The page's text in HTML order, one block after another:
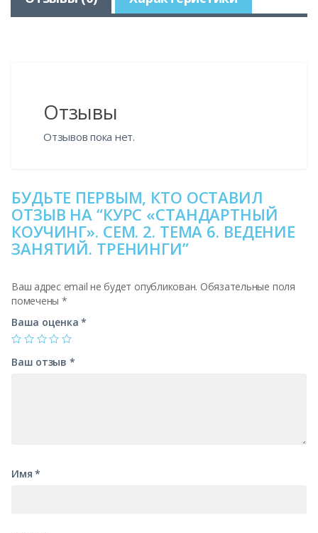
Отзывы
Отзывов пока нет.
БУДЬТЕ ПЕРВЫМ, КТО ОСТАВИЛ
ОТЗЫВ НА “КУРС «СТАНДАРТНЫЙ
КОУЧИНГ». СЕМ. 2. ТЕМА 6. ВЕДЕНИЕ
ЗАНЯТИЙ. ТРЕНИНГИ”
Ваш адрес email не будет опубликован. Обязательные поля
помечены *
Ваша оценка*
Ваш отзыв *
Имя*